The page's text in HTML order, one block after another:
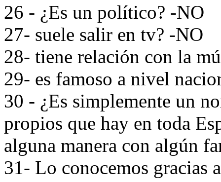
26 - ¿Es un político? -NO
27- suele salir en tv? -NO
28- tiene relación con la
29- es famoso a nivel
30 - ¿Es simplemente un
propios que hay en toda
alguna manera con algún
31- Lo conocemos gracias